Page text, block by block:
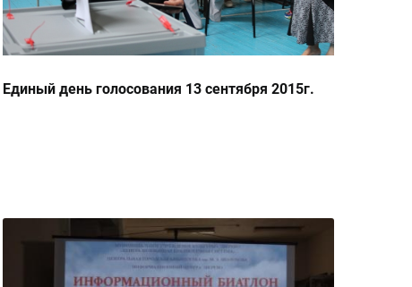
Единый день голосования 13 сентября 2015г.